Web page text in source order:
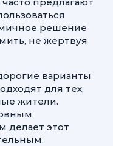
решение
не жертвуя
варианты
для тех,
жители.
делает этот